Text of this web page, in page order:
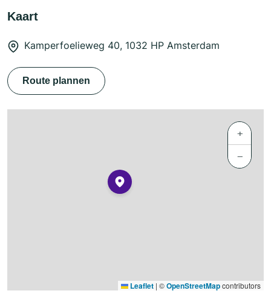
Kaart
Kamperfoelieweg 40, 1032 HP Amsterdam
Route plannen
+
−
Leaflet | ©OpenStreetMapcontributors